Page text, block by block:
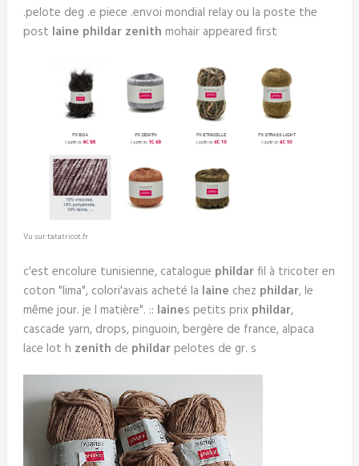
.pelote deg .e piece .envoi mondial relay ou la poste the
post laine phildar zenith mohair appeared first
Vu sur tatatricot.fr
c'est encolure tunisienne, catalogue phildarfil à tricoter en
coton "lima", colori'avais acheté la laine chez phildar, le
même jour. je l matière". :: laines petits prix phildar,
cascade yarn, drops, pinguoin, bergère de france, alpaca
lace lot h zenith de phildarpelotes de gr. s